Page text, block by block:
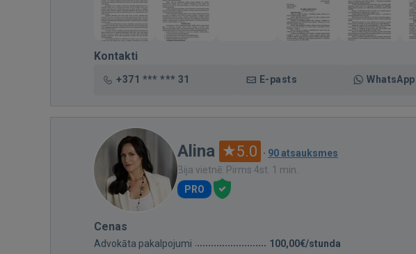
Kontakti
+371 *** *** 31 E-pasts WhatsApp
Alina 5.0 · 90 atsauksmes
Bija vietnē: Pirms 4st. 1 min.
PRO
Cenas
Advokāta pakalpojumi 100,00€/stunda